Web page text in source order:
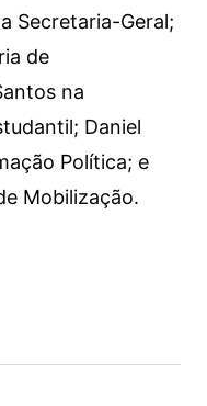
Secretaria-Geral;
de
na
Daniel
Política; e
Mobilização.